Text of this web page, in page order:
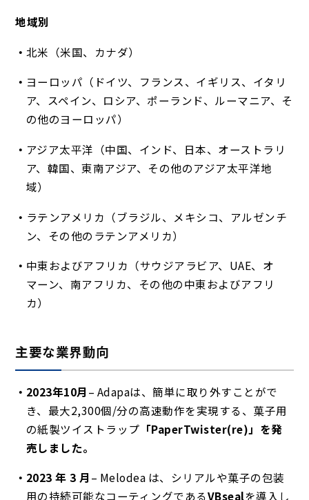
地域別
北米（米国、カナダ）
ヨーロッパ（ドイツ、フランス、イギリス、イタリ
ア、スペイン、ロシア、ポーランド、ルーマニア、そ
の他のヨーロッパ）
アジア太平洋（中国、インド、日本、オーストラリ
ア、韓国、東南アジア、その他のアジア太平洋地
域）
ラテンアメリカ（ブラジル、メキシコ、アルゼンチ
ン、その他のラテンアメリカ）
中東およびアフリカ（サウジアラビア、UAE、オ
マーン、南アフリカ、その他の中東およびアフリ
カ）
主要な業界動向
2023年10月 – Adapaは、簡単に取り外すことがで
き、最大2,300個/分の高速動作を実現する、菓子用
の紙製ツイストラップ 「PaperTwister(re)」を発
売しました。
2023 年 3 月 – Melodea は、シリアルや菓子の包装
用の持続可能なコーティングであるVBsealを導入し